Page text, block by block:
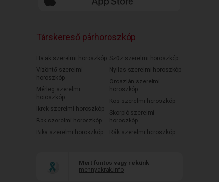
Társkereső párhoroszkóp
Halak szerelmi horoszkóp
Vízöntő szerelmi
horoszkóp
Mérleg szerelmi
horoszkóp
Ikrek szerelmi horoszkóp
Bak szerelmi horoszkóp
Bika szerelmi horoszkóp
Szűz szerelmi horoszkóp
Nyilas szerelmi horoszkóp
Oroszlán szerelmi
horoszkóp
Kos szerelmi horoszkóp
Skorpió szerelmi
horoszkóp
Rák szerelmi horoszkóp
Mert fontos vagy nekünk
mehnyakrak.info